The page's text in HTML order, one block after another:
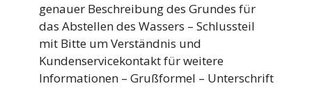
genauer Beschreibung des Grundes für
das Abstellen des Wassers – Schlussteil
mit Bitte um Verständnis und
Kundenservicekontakt für weitere
Informationen – Grußformel – Unterschrift